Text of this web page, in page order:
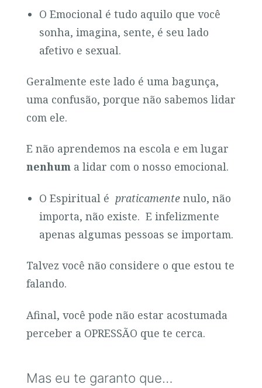
O Emocional é tudo aquilo que você
sonha, imagina, sente, é seu lado
afetivo e sexual.
Geralmente este lado é uma bagunça,
uma confusão, porque não sabemos lidar
com ele.
E não aprendemos na escola e em lugar
nenhuma lidar com o nosso emocional.
O Espiritual é praticamente nulo, não
importa, não existe. E infelizmente
apenas algumas pessoas se importam.
Talvez você não considere o que estou te
falando.
Afinal, você pode não estar acostumada
perceber a OPRESSÃO que te cerca.
Mas eu te garanto que…